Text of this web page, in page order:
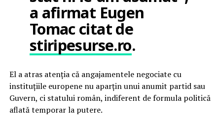
a afirmat Eugen
Tomac citat de
stiripesurse.ro.
El a atras atenția că angajamentele negociate cu
instituțiile europene nu aparțin unui anumit partid sau
Guvern, ci statului român, indiferent de formula politică
aflată temporar la putere.